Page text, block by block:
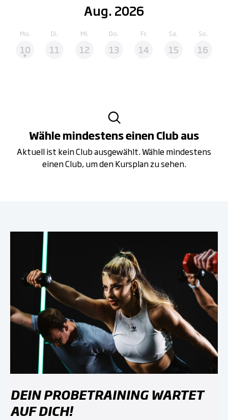
Aug. 2026
Mo.
10
Di.
11
Mi.
12
Do.
13
Fr.
14
Sa.
15
So.
16
Wähle mindestens einen Club aus
Aktuell ist kein Club ausgewählt. Wähle mindestens
einen Club, um den Kursplan zu sehen.
DEIN PROBETRAINING WARTET
AUF DICH!